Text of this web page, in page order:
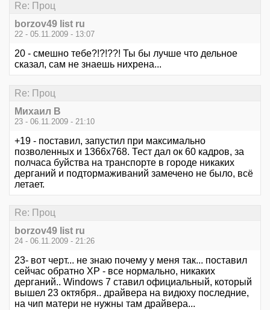
Re: Проц
borzov49 list ru
22 - 05.11.2009 - 13:07
20 - смешно тебе?!?!??! Ты бы лучше что дельное
сказал, сам не знаешь нихрена...
Re: Проц
Михаил В
23 - 06.11.2009 - 21:10
+19 - поставил, запустил при максимально
позволенных и 1366х768. Тест дал ок 60 кадров, за
полчаса буйства на транспорте в городе никаких
дерганий и подтормаживаний замечено не было, всё
летает.
Re: Проц
borzov49 list ru
24 - 06.11.2009 - 21:26
23- вот черт... не знаю почему у меня так... поставил
сейчас обратно XP - все нормально, никаких
дерганий.. Windows 7 ставил официальный, который
вышел 23 октября.. драйвера на видюху последние,
на чип матери не нужны там драйвера...